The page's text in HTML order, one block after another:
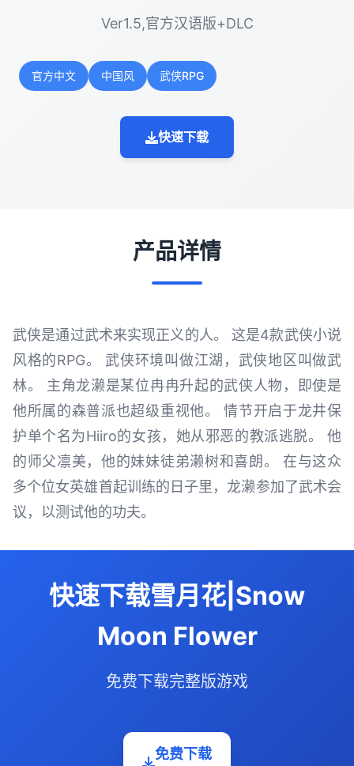
Ver1.5,官方汉语版+DLC
官方中文 中国风 武侠RPG
快速下载
产品详情
武侠是通过武术来实现正义的人。 这是4款武侠小说
风格的RPG。 武侠环境叫做江湖，武侠地区叫做武
林。 主角龙濑是某位冉冉升起的武侠人物，即使是
他所属的森普派也超级重视他。 情节开启于龙井保
护单个名为Hiiro的女孩，她从邪恶的教派逃脱。 他
的师父凛美，他的妹妹徒弟濑树和喜朗。 在与这众
多个位女英雄首起训练的日子里，龙濑参加了武术会
议，以测试他的功夫。
快速下载雪月花|Snow
Moon Flower
免费下载完整版游戏
免费下载